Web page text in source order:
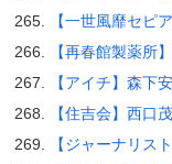
【一世風靡セピ
【再春館製薬所
【アイチ】森下
【住吉会】西口
【ジャーナリス